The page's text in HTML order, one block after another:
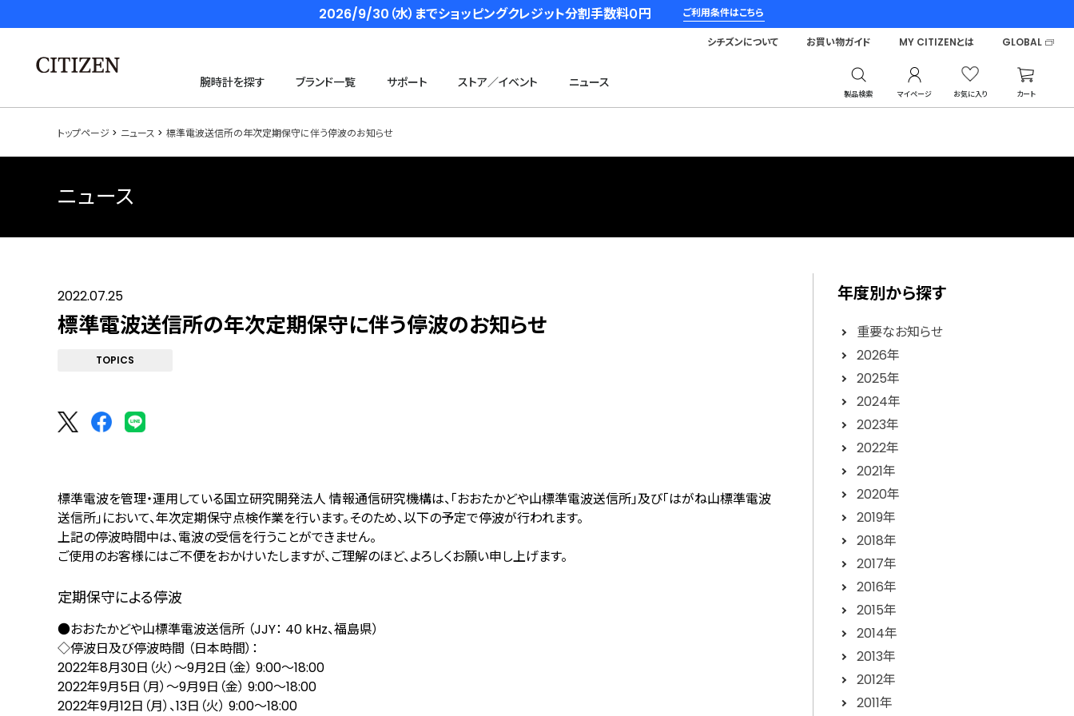
2026/9/30（水）までショッピングクレジット分割手数料０円 ご利用条件はこちら
腕時計を探す ブランド一覧 サポート ストア／イベント ニュース
製品検索 マイページ お気に入り カート
シチズンについて お買い物ガイド MY CITIZENとは GLOBAL
トップページ ニュース 標準電波送信所の年次定期保守に伴う停波のお知らせ
ニュース
2022.07.25
標準電波送信所の年次定期保守に伴う停波のお知らせ
TOPICS
標準電波を管理・運用している国立研究開発法人 情報通信研究機構は、「おおたかどや山標準電波送信所」及び「はがね山標準電波
送信所」において、年次定期保守点検作業を行います。そのため、以下の予定で停波が行われます。
上記の停波時間中は、電波の受信を行うことができません。
ご使用のお客様にはご不便をおかけいたしますが、ご理解のほど、よろしくお願い申し上げます。
定期保守による停波
●おおたかどや山標準電波送信所 （JJY： 40 kHz、福島県）
◇停波日及び停波時間 （日本時間）：
2022年8月30日（火）～9月2日（金） 9:00～18:00
2022年9月5日（月）～9月9日（金） 9:00～18:00
2022年9月12日（月）、13日（火） 9:00～18:00
年度別から探す
重要なお知らせ
2026年
2025年
2024年
2023年
2022年
2021年
2020年
2019年
2018年
2017年
2016年
2015年
2014年
2013年
2012年
2011年